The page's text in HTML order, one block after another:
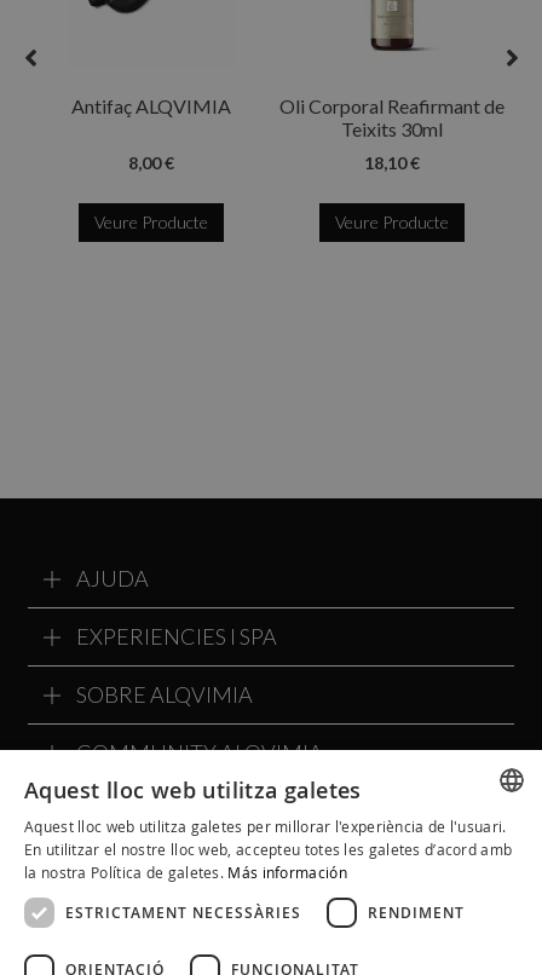
Antifaç ALQVIMIA
8,00 €
Veure Producte
Oli Corporal Reafirmant de
Teixits 30ml
18,10 €
Veure Producte
AJUDA
EXPERIENCIES I SPA
SOBRE ALQVIMIA
COMMUNITY ALQVIMIA
SPANISH
Aquest lloc web utilitza galetes
Aquest lloc web utilitza galetes per millorar l'experiència de l'usuari.
En utilitzar el nostre lloc web, accepteu totes les galetes d’acord amb
la nostra Política de galetes. Más información
ESTRICTAMENT NECESSÀRIES RENDIMENT
ORIENTACIÓ FUNCIONALITAT